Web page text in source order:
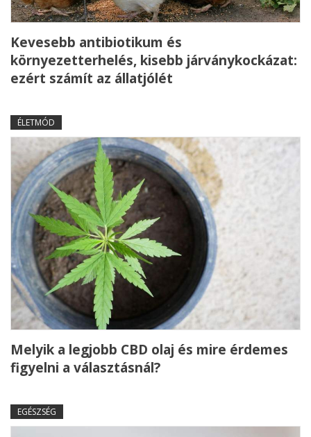
Kevesebb antibiotikum és
környezetterhelés, kisebb járványkockázat:
ezért számít az állatjólét
ÉLETMÓD
Melyik a legjobb CBD olaj és mire érdemes
figyelni a választásnál?
EGÉSZSÉG